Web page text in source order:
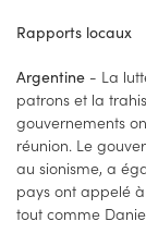
Rapports locaux
Argentine - La
patrons et la
gouvernements
réunion. Le
au sionisme, a
pays ont appelé
tout comme